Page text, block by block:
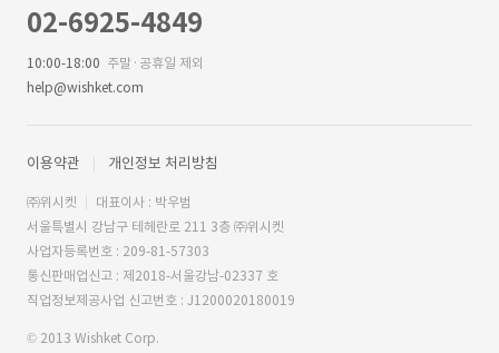
02-6925-4849
10:00-18:00 주말·공휴일 제외
help@wishket.com
이용약관 개인정보 처리방침
㈜위시켓
대표이사 : 박우범
서울특별시 강남구 테헤란로 211 3층 ㈜위시켓
사업자등록번호 : 209-81-57303
통신판매업신고 : 제2018-서울강남-02337 호
직업정보제공사업 신고번호 : J1200020180019
© 2013 Wishket Corp.